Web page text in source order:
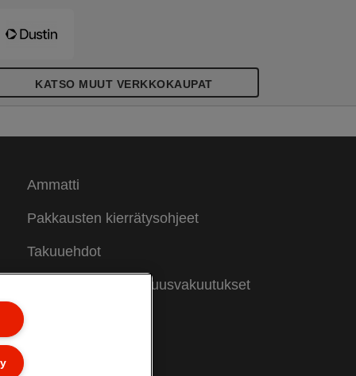
KATSO MUUT VERKKOKAUPAT
Ammatti
Pakkausten kierrätysohjeet
Takuuehdot
Vaatimustenmukaisuusvakuutukset